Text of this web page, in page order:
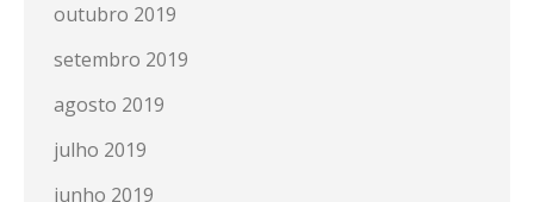
outubro 2019
setembro 2019
agosto 2019
julho 2019
junho 2019